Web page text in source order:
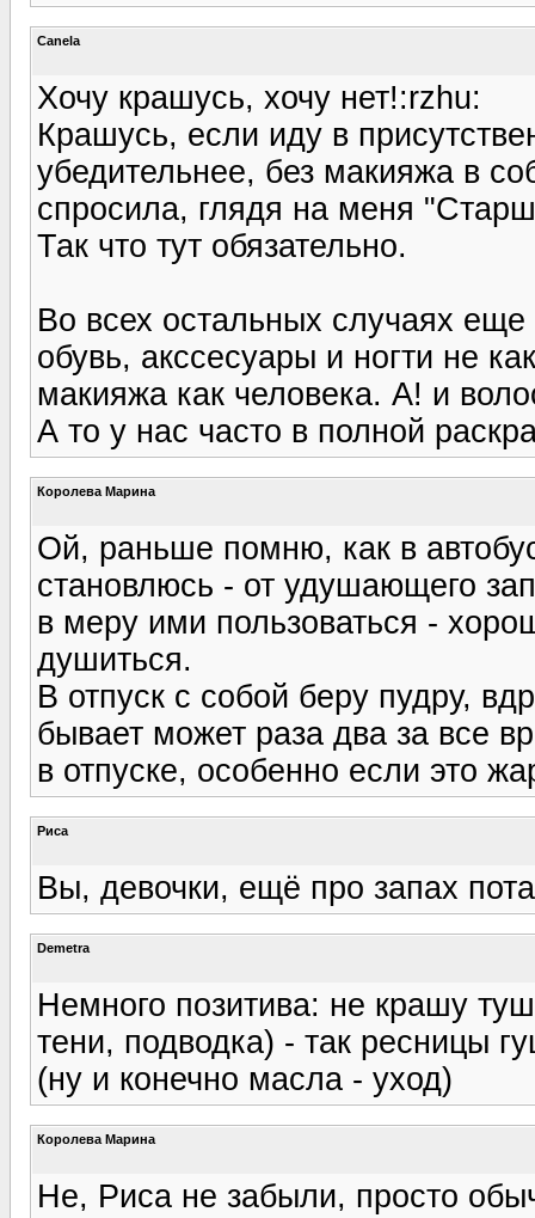
Canela
Хочу крашусь, хочу нет!:rzhu:
Крашусь, если иду в
убедительнее, без макияжа в
спросила, глядя на меня
Так что тут обязательно.
Во всех остальных случаях еще
обувь, акссесуары и ногти не
макияжа как человека. А! и
А то у нас часто в полной
Королева Марина
Ой, раньше помню, как в
становлюсь - от удушающего
в меру ими пользоваться -
душиться.
В отпуск с собой беру пудру,
бывает может раза два за все
в отпуске, особенно если это
Риса
Вы, девочки, ещё про запах
Demetra
Немного позитива: не крашу
тени, подводка) - так ресницы
(ну и конечно масла - уход)
Королева Марина
Не, Риса не забыли, просто